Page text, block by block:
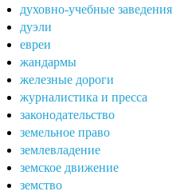
духовно-учебные заведения
дуэли
евреи
жандармы
железные дороги
журналистика и пресса
законодательство
земельное право
землевладение
земское движение
земство